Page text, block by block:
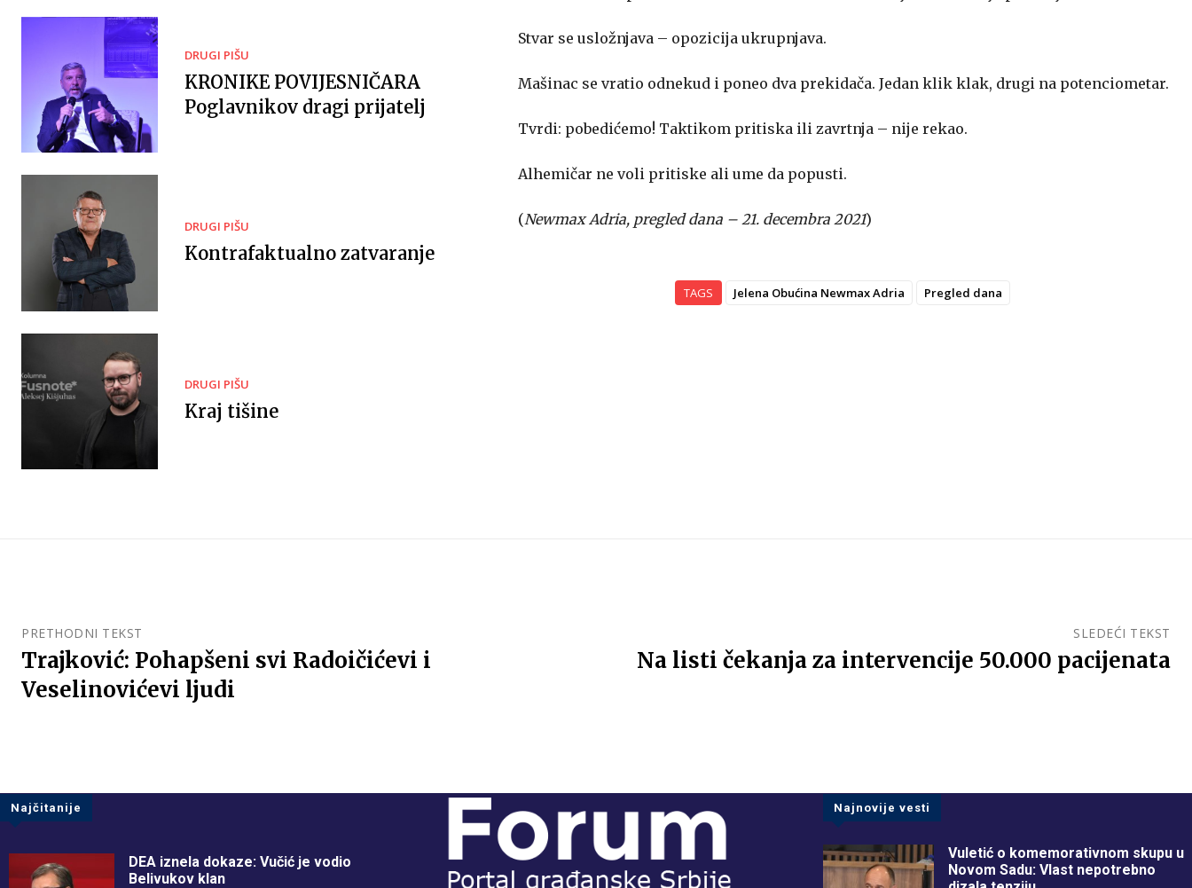
DRUGI PIŠU
KRONIKE POVIJESNIČARA
Poglavnikov dragi prijatelj
DRUGI PIŠU
Kontrafaktualno zatvaranje
DRUGI PIŠU
Kraj tišine
Stvar se usložnjava – opozicija ukrupnjava.
Mašinac se vratio odnekud i poneo dva prekidača. Jedan klik klak, drugi na potenciometar.
Tvrdi: pobedićemo! Taktikom pritiska ili zavrtnja – nije rekao.
Alhemičar ne voli pritiske ali ume da popusti.
(Newmax Adria, pregled dana – 21. decembra 2021)
TAGS Jelena Obućina Newmax Adria Pregled dana
PRETHODNI TEKST
Trajković: Pohapšeni svi Radoičićevi i
Veselinovićevi ljudi
SLEDEĆI TEKST
Na listi čekanja za intervencije 50.000 pacijenata
Najčitanije
DEA iznela dokaze: Vučić je vodio
Belivukov klan
Najnovije vesti
Vuletić o komemorativnom skupu u
Novom Sadu: Vlast nepotrebno